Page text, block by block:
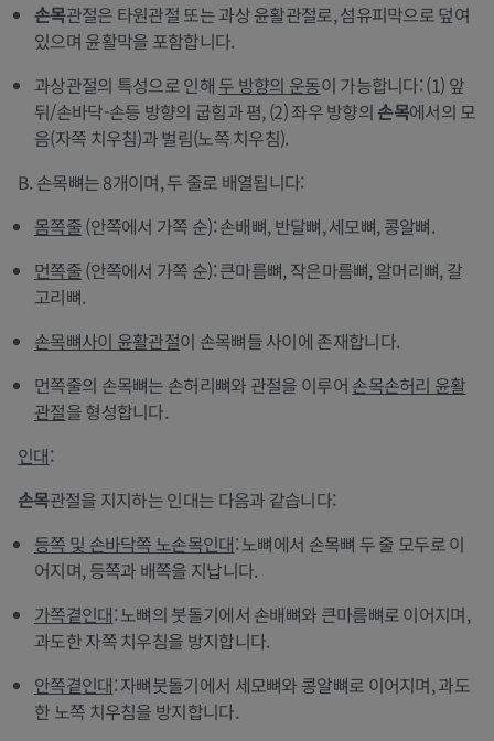
손목관절은 타원관절 또는 과상 윤활관절로, 섬유피막으로 덮여
있으며 윤활막을 포함합니다.
과상관절의 특성으로 인해 두 방향의 운동이 가능합니다: (1) 앞
뒤/손바닥-손등 방향의 굽힘과 폄, (2) 좌우 방향의 손목에서의 모
음(자쪽 치우침)과 벌림(노쪽 치우침).
B. 손목뼈는 8개이며, 두 줄로 배열됩니다:
몸쪽줄(안쪽에서 가쪽 순): 손배뼈, 반달뼈, 세모뼈, 콩알뼈.
먼쪽줄(안쪽에서 가쪽 순): 큰마름뼈, 작은마름뼈, 알머리뼈, 갈
고리뼈.
손목뼈사이 윤활관절이 손목뼈들 사이에 존재합니다.
먼쪽줄의 손목뼈는 손허리뼈와 관절을 이루어 손목손허리 윤활
관절을 형성합니다.
인대:
손목관절을 지지하는 인대는 다음과 같습니다:
등쪽 및 손바닥쪽 노손목인대: 노뼈에서 손목뼈 두 줄 모두로 이
어지며, 등쪽과 배쪽을 지납니다.
가쪽곁인대: 노뼈의 붓돌기에서 손배뼈와 큰마름뼈로 이어지며,
과도한 자쪽 치우침을 방지합니다.
안쪽곁인대: 자뼈붓돌기에서 세모뼈와 콩알뼈로 이어지며, 과도
한 노쪽 치우침을 방지합니다.